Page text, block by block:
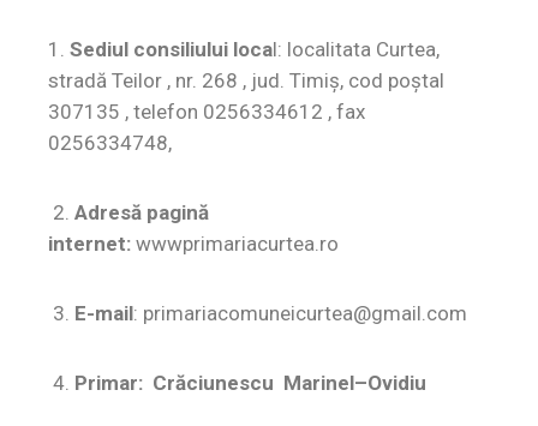
1. Sediul consiliului local: localitata Curtea,
stradă Teilor , nr. 268 , jud. Timiș, cod poştal
307135 , telefon 0256334612 , fax
0256334748,
2. Adresă pagină
internet: wwwprimariacurtea.ro
3. E-mail: primariacomuneicurtea@gmail.com
4. Primar: Crăciunescu Marinel–Ovidiu